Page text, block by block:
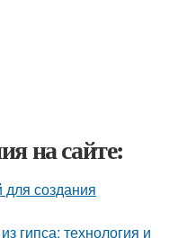
на сайте:
создания
гипса: технология и